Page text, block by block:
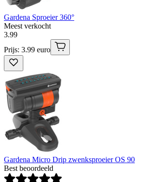
Gardena Sproeier 360°
Meest verkocht
3.99
Prijs: 3.99 euro
Gardena Micro Drip zwenksproeier OS 90
Best beoordeeld